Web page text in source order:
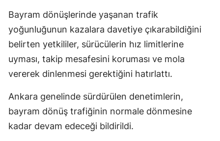
Bayram dönüşlerinde yaşanan trafik
yoğunluğunun kazalara davetiye çıkarabildiğini
belirten yetkililer, sürücülerin hız limitlerine
uyması, takip mesafesini koruması ve mola
vererek dinlenmesi gerektiğini hatırlattı.
Ankara genelinde sürdürülen denetimlerin,
bayram dönüş trafiğinin normale dönmesine
kadar devam edeceği bildirildi.